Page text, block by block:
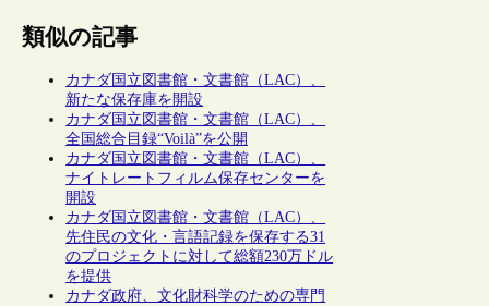
類似の記事
カナダ国立図書館・文書館（LAC）、
新たな保存庫を開設
カナダ国立図書館・文書館（LAC）、
全国総合目録“Voilà”を公開
カナダ国立図書館・文書館（LAC）、
ナイトレートフィルム保存センターを
開設
カナダ国立図書館・文書館（LAC）、
先住民の文化・言語記録を保存する31
のプロジェクトに対して総額230万ドル
を提供
カナダ政府、文化財科学のための専門